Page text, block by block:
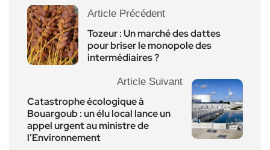
Article Précédent
Tozeur : Un marché des dattes
pour briser le monopole des
intermédiaires ?
Article Suivant
Catastrophe écologique à
Bouargoub : un élu local lance un
appel urgent au ministre de
l’Environnement